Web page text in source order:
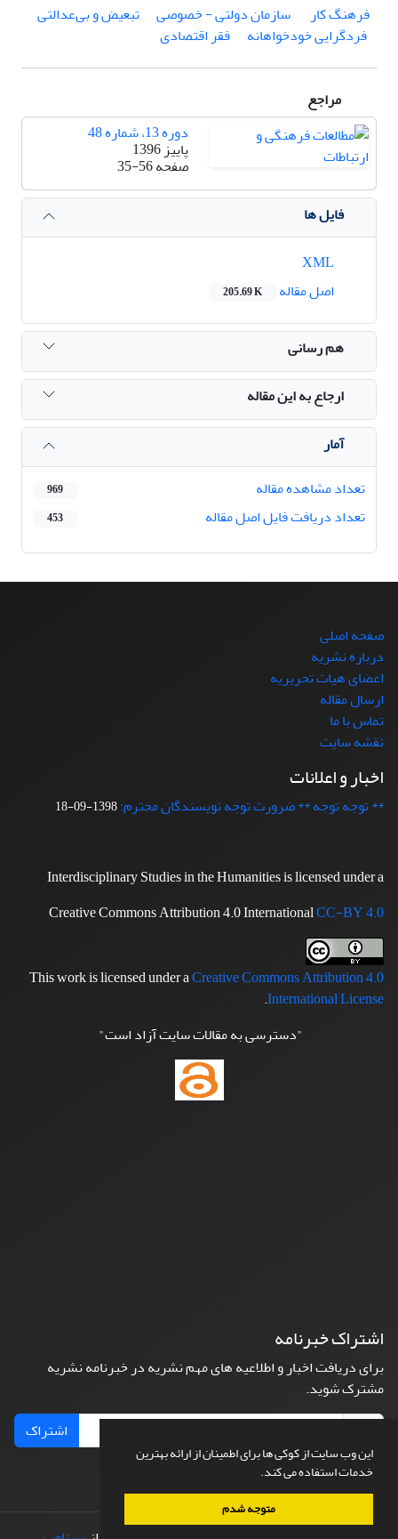
این وب سایت از کوکی ها برای اطمینان از ارائه بهترین
خدمات استفاده می کند.
متوجه شدم
فرهنگ کار
‌ سازمان دولتی - خصوصی
تبعیض و بی‌عدالتی
‌ فردگرایی خودخواهانه
فقر اقتصادی
مراجع
دوره 13، شماره 48
پاییز 1396
صفحه35-56
فایل ها
اصل مقاله
205.69 K
هم رسانی
ارجاع به این مقاله
آمار
تعداد مشاهده مقاله
969
تعداد دریافت فایل اصل مقاله 453
صفحه اصلی
درباره نشریه
اعضای هیات تحریریه
ارسال مقاله
تماس با ما
نقشه سایت
اخبار و اعلانات
** توجه توجه ** ضرورت توجه نویسندگان محترم:1398-09-18
Interdisciplinary Studies in the Humanities is licensed under a
Creative Commons Attribution 4.0 InternationalCC-BY 4.0
This work is licensed under aCreative Commons Attribution 4.0
International License
.
"دسترسی به مقالات سایت آزاد است"
اشتراک خبرنامه
برای دریافت اخبار و اطلاعیه های مهم نشریه در خبرنامه نشریه
مشترک شوید.
اشتراک